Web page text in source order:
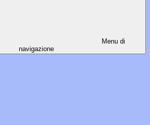
Menu di
navigazione